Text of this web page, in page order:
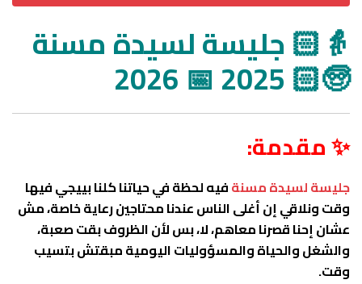
👵🏻 جليسة لسيدة مسنة
🧓🏻 2025 📅 2026
✨ مقدمة:
جليسة لسيدة مسنةفيه لحظة في حياتنا كلنا بييجي فيها
وقت ونلاقي إن أغلى الناس عندنا محتاجين رعاية خاصة، مش
عشان إحنا قصرنا معاهم، لا، بس لأن الظروف بقت صعبة،
والشغل والحياة والمسؤوليات اليومية مبقتش بتسيب
وقت.